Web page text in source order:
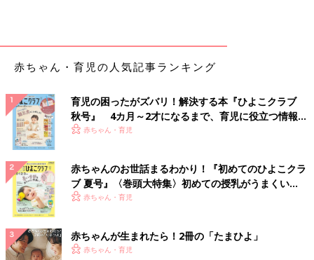
赤ちゃん・育児の人気記事ランキング
育児の困ったがズバリ！解決する本『ひよこクラブ
秋号』 4カ月～2才になるまで、育児に役立つ情報が
いっぱい！
赤ちゃん・育児
赤ちゃんのお世話まるわかり！『初めてのひよこクラ
ブ 夏号』〈巻頭大特集〉初めての授乳がうまくい
く！ おっぱい・ミルクの基本と夏のトラブル 解決テ
赤ちゃん・育児
赤ちゃんが生まれたら！2冊の「たまひよ」
赤ちゃん・育児